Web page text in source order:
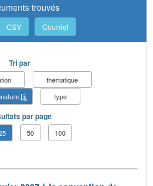
trouvés
CSV Courriel
Tri par
thématique
type
par page
50 100